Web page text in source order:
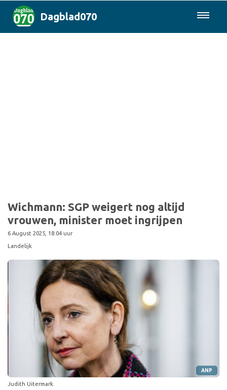
Dagblad070
Wichmann: SGP weigert nog altijd
vrouwen, minister moet ingrijpen
6 August 2025, 18:04 uur
Landelijk
ANP
Judith Uitermark.